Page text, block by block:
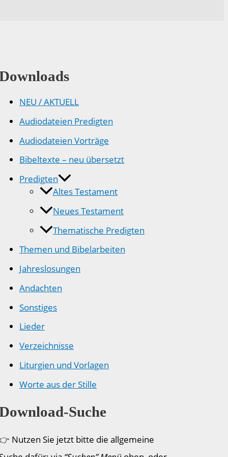
NEU / AKTUELL
Audiodateien Predigten
Audiodateien Vorträge
Bibeltexte – neu übersetzt
Predigten
Altes Testament
Neues Testament
Thematische Predigten
Themen und Bibelarbeiten
Jahreslosungen
Andachten
Sonstiges
Lieder
Verzeichnisse
Liturgien und Vorlagen
Worte aus der Stille
Suche
Nutzen Sie jetzt bitte die allgemeine